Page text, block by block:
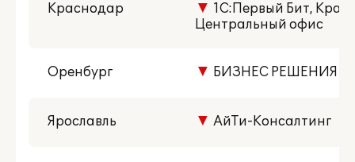
Краснодар ▼ 1С:Первый Бит,
Центральный офис
Оренбург ▼ БИЗНЕС РЕШЕНИЯ
Ярославль ▼ АйТи-Консалтинг